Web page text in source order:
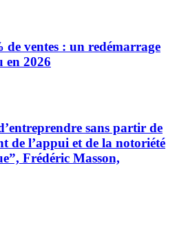
ventes : un redémarrage
en 2026
sans partir de
de l’appui et de la notoriété
Frédéric Masson,